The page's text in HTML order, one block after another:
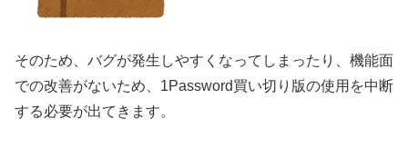
そのため、バグが発生しやすくなってしまったり、機能面
での改善がないため、1Password買い切り版の使用を中断
する必要が出てきます。